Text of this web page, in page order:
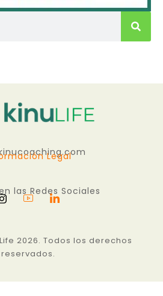
Legal
las Redes Sociales
2026. Todos los derechos
reservados.